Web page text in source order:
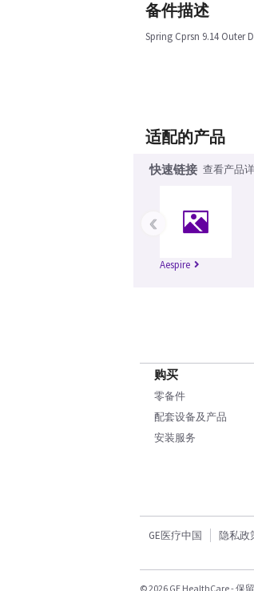
备件描述
Spring Cprsn 9.14 Outer
适配的产品
快速链接 查看产品
Aespire
‹
购买
零备件
配套设备及产品
安装服务
GE医疗中国 隐私政
© 2026 GE HealthCare - 保